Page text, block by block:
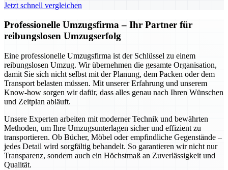
Jetzt schnell vergleichen
Professionelle Umzugsfirma – Ihr Partner für
reibungslosen Umzugserfolg
Eine professionelle Umzugsfirma ist der Schlüssel zu einem
reibungslosen Umzug. Wir übernehmen die gesamte Organisation,
damit Sie sich nicht selbst mit der Planung, dem Packen oder dem
Transport belasten müssen. Mit unserer Erfahrung und unserem
Know-how sorgen wir dafür, dass alles genau nach Ihren Wünschen
und Zeitplan abläuft.
Unsere Experten arbeiten mit moderner Technik und bewährten
Methoden, um Ihre Umzugsunterlagen sicher und effizient zu
transportieren. Ob Bücher, Möbel oder empfindliche Gegenstände –
jedes Detail wird sorgfältig behandelt. So garantieren wir nicht nur
Transparenz, sondern auch ein Höchstmaß an Zuverlässigkeit und
Qualität.